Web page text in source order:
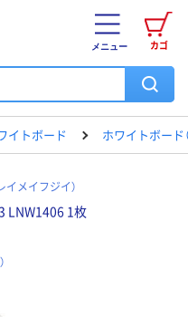
カゴ
メニュー
イトボード ホワイトボード
イメイフジイ）
LNW1406 1枚